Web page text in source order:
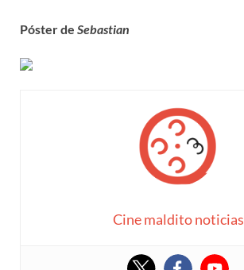
Póster de Sebastian
Cine maldito noticias